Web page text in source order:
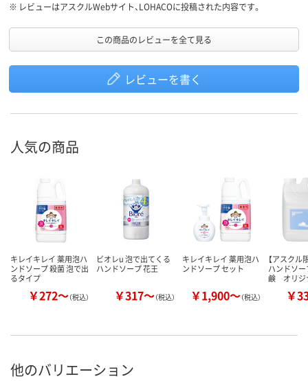
※ レビューはアスクルWebサイト、LOHACOに投稿された内容です。
この商品のレビューを全て見る
レビューを書く
人気の商品
キレイキレイ 薬用泡ハ
ンドソープ 殺菌 泡で出
るタイプ
￥272～（税込）
ビオレu 泡で出てくる
ハンドソープ 花王
￥317～（税込）
キレイキレイ 薬用泡ハ
ンドソープ セット
￥1,900～（税込）
【アスクル
ハンドソ
鹸 オリジ
￥
他のバリエーション